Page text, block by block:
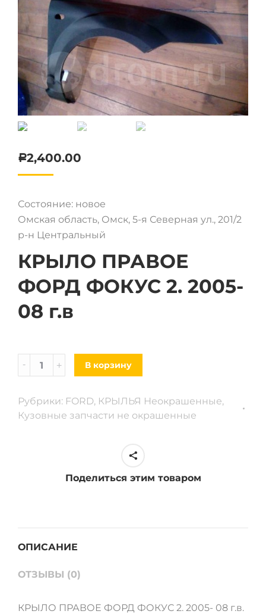
Р2,400.00
Состояние: новое
Омская область, Омск, 5-я Северная ул., 201/2
р-н Центральный
КРЫЛО ПРАВОЕ
ФОРД ФОКУС 2. 2005-
08 г.в
Крыло
Правое
Focus
В корзину
Рубрики: FORD, КРЫЛЬЯ Неокрашенные,
Кузовные запчасти не окрашенные
Поделиться этим товаром
ОПИСАНИЕ
ОТЗЫВЫ (0)
КРЫЛО ПРАВОЕ ФОРД ФОКУС 2. 2005- 08 г.в.